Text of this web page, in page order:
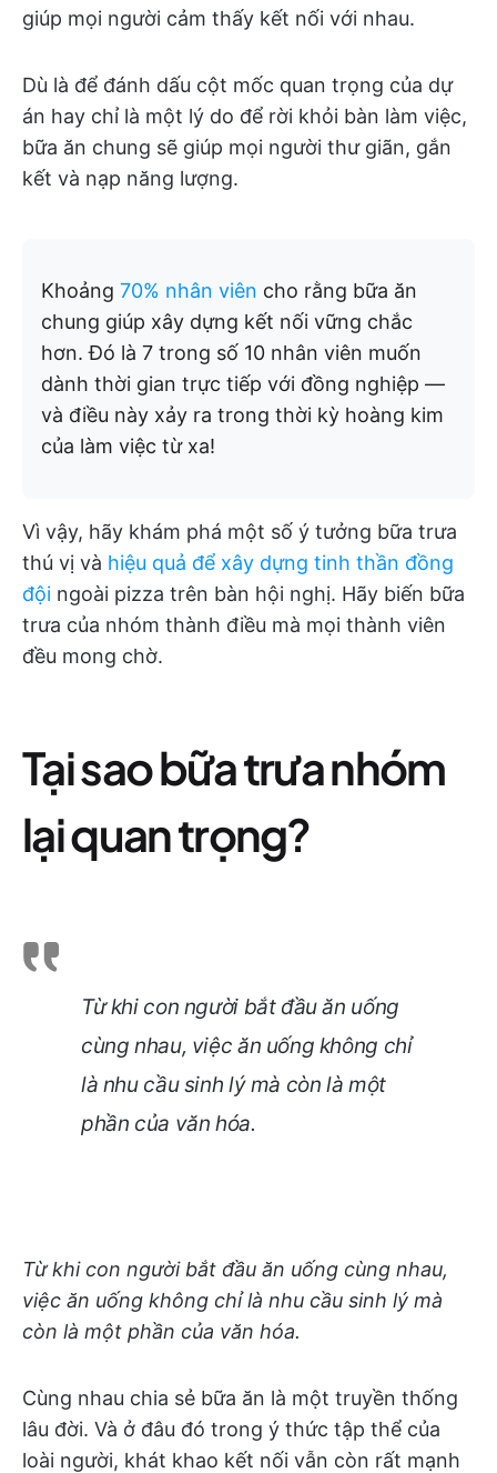
giúp mọi người cảm thấy kết nối với nhau.
Dù là để đánh dấu cột mốc quan trọng của dự
án hay chỉ là một lý do để rời khỏi bàn làm việc,
bữa ăn chung sẽ giúp mọi người thư giãn, gắn
kết và nạp năng lượng.
Khoảng 70% nhân viên cho rằng bữa ăn
chung giúp xây dựng kết nối vững chắc
hơn. Đó là 7 trong số 10 nhân viên muốn
dành thời gian trực tiếp với đồng nghiệp —
và điều này xảy ra trong thời kỳ hoàng kim
của làm việc từ xa!
Vì vậy, hãy khám phá một số ý tưởng bữa trưa
thú vị và hiệu quả để xây dựng tinh thần đồng
đội ngoài pizza trên bàn hội nghị. Hãy biến bữa
trưa của nhóm thành điều mà mọi thành viên
đều mong chờ.
Tại sao bữa trưa nhóm
lại quan trọng?
Từ khi con người bắt đầu ăn uống
cùng nhau, việc ăn uống không chỉ
là nhu cầu sinh lý mà còn là một
phần của văn hóa.
Từ khi con người bắt đầu ăn uống cùng nhau,
việc ăn uống không chỉ là nhu cầu sinh lý mà
còn là một phần của văn hóa.
Cùng nhau chia sẻ bữa ăn là một truyền thống
lâu đời. Và ở đâu đó trong ý thức tập thể của
loài người, khát khao kết nối vẫn còn rất mạnh